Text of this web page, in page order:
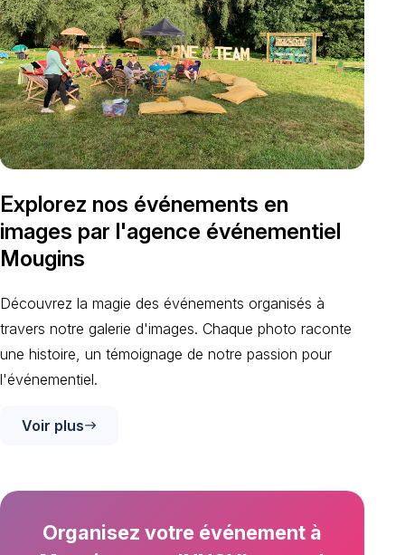
Explorez nos événements en
images par l'agence événementiel
Mougins
Découvrez la magie des événements organisés à
travers notre galerie d'images. Chaque photo raconte
une histoire, un témoignage de notre passion pour
l'événementiel.
Voir pluseast
Organisez votre événement à